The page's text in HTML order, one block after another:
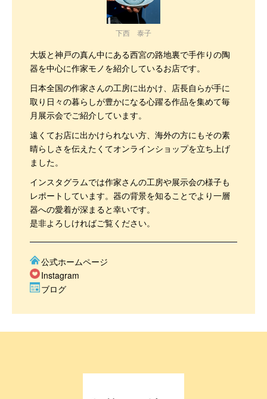
下西 泰子
大坂と神戸の真ん中にある西宮の路地裏で手作りの陶
器を中心に作家モノを紹介しているお店です。
日本全国の作家さんの工房に出かけ、店長自らが手に
取り日々の暮らしが豊かになる心躍る作品を集めて毎
月展示会でご紹介しています。
遠くてお店に出かけられない方、海外の方にもその素
晴らしさを伝えたくてオンラインショップを立ち上げ
ました。
インスタグラムでは作家さんの工房や展示会の様子も
レポートしています。器の背景を知ることでより一層
器への愛着が深まると幸いです。
是非よろしければご覧ください。
公式ホームページ
Instagram
ブログ